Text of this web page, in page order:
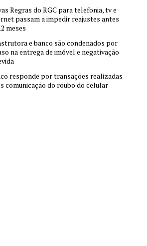
Regras do RGC para telefonia, tv e
passam a impedir reajustes antes
meses
e banco são condenados por
na entrega de imóvel e negativação
responde por transações realizadas
comunicação do roubo do celular